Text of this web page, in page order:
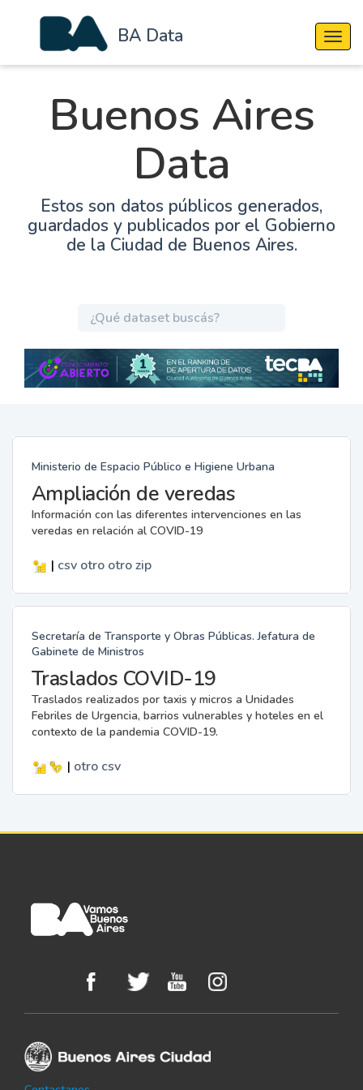
BA Data
Buenos Aires
Data
Estos son datos públicos generados,
guardados y publicados por el Gobierno
de la Ciudad de Buenos Aires.
Ministerio de Espacio Público e Higiene Urbana
Ampliación de veredas
Información con las diferentes intervenciones en las
veredas en relación al COVID-19
| csv otro otro zip
Secretaría de Transporte y Obras Públicas. Jefatura de
Gabinete de Ministros
Traslados COVID-19
Traslados realizados por taxis y micros a Unidades
Febriles de Urgencia, barrios vulnerables y hoteles en el
contexto de la pandemia COVID-19.
| otro csv